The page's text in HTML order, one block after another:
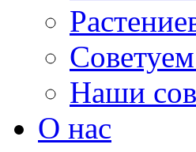
Наши
О нас